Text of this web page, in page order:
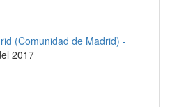
(Comunidad de Madrid) -
2017